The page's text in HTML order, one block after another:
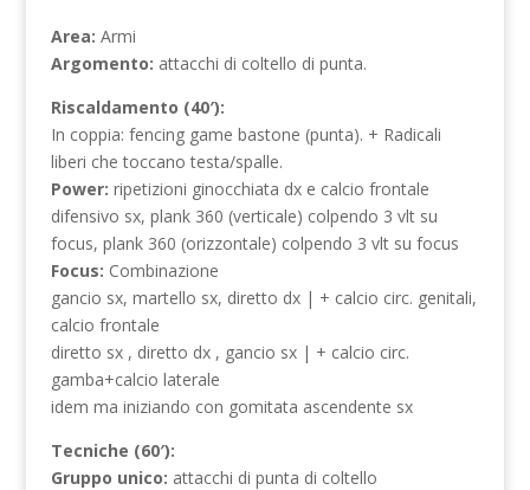
Area: Armi
Argomento: attacchi di coltello di punta.
Riscaldamento (40′):
In coppia: fencing game bastone (punta). + Radicali
liberi che toccano testa/spalle.
Power: ripetizioni ginocchiata dx e calcio frontale
difensivo sx, plank 360 (verticale) colpendo 3 vlt su
focus, plank 360 (orizzontale) colpendo 3 vlt su focus
Focus: Combinazione
gancio sx, martello sx, diretto dx | + calcio circ. genitali,
calcio frontale
diretto sx , diretto dx , gancio sx | + calcio circ.
gamba+calcio laterale
idem ma iniziando con gomitata ascendente sx
Tecniche (60′):
Gruppo unico: attacchi di punta di coltello